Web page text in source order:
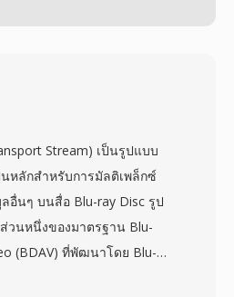
Stream) เป็นรูปแบบ
หลักสำหรับการมัลติเพล็กซ์
อื่นๆ บนสื่อ Blu-ray Disc รูป
วนหนึ่งของมาตรฐาน Blu-
(BDAV) ที่พัฒนาโดย Blu-
โดยผลิตภัณฑ์ Blu-ray เชิง